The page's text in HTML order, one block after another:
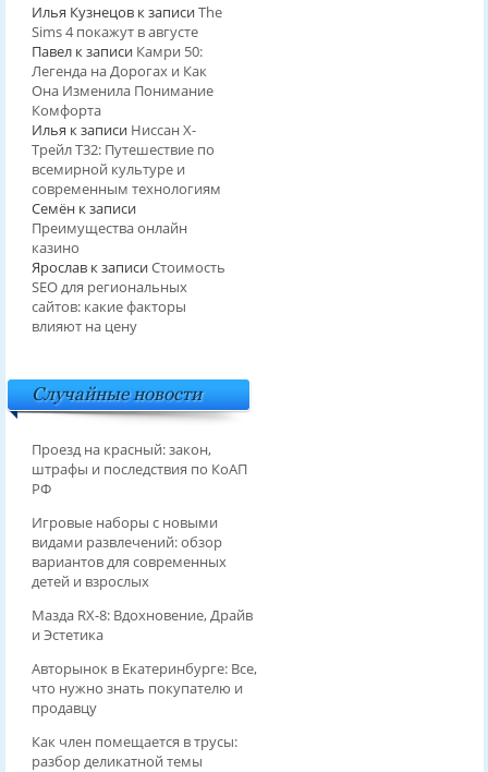
Илья Кузнецовк записиThe
Sims 4 покажут в августе
Павелк записи Камри 50:
Легенда на Дорогах и Как
Она Изменила Понимание
Комфорта
Илья к записи Ниссан Х-
Трейл T32: Путешествие по
всемирной культуре и
современным технологиям
Семёнк записи
Преимущества онлайн
казино
Ярославк записиСтоимость
SEO для региональных
сайтов: какие факторы
влияют на цену
Случайные новости
Проезд на красный: закон,
штрафы и последствия по КоАП
РФ
Игровые наборы с новыми
видами развлечений: обзор
вариантов для современных
детей и взрослых
Мазда RX-8: Вдохновение, Драйв
и Эстетика
Авторынок в Екатеринбурге: Все,
что нужно знать покупателю и
продавцу
Как член помещается в трусы:
разбор деликатной темы